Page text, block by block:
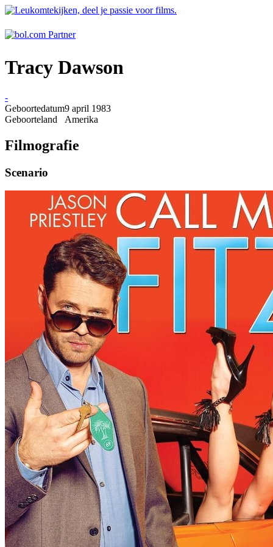
Tracy Dawson
-
Geboortedatum9 april 1983
Geboorteland
Amerika
Filmografie
Scenario